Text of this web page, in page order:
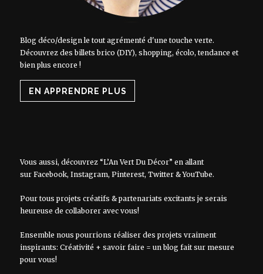
Blog déco/design le tout agrémenté d'une touche verte.
Découvrez des billets brico (DIY), shopping, écolo, tendance et
bien plus encore !
EN APPRENDRE PLUS
Vous aussi, découvrez “L’An Vert Du Décor” en allant
sur Facebook, Instagram, Pinterest, Twitter&YouTube.
Pour tous projets créatifs & partenariats excitants je serais
heureuse de collaborer avec vous!
Ensemble nous pourrions réaliser des projets vraiment
inspirants: Créativité + savoir faire = un blog fait sur mesure
pour vous!